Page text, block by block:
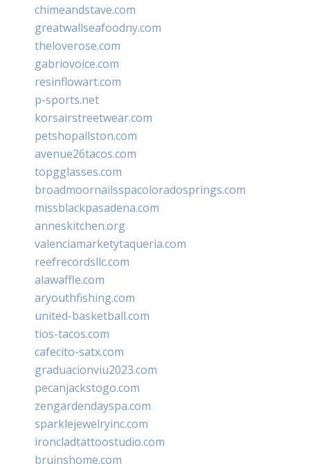
chimeandstave.com
greatwallseafoodny.com
theloverose.com
gabriovoice.com
resinflowart.com
p-sports.net
korsairstreetwear.com
petshopallston.com
avenue26tacos.com
topgglasses.com
broadmoornailsspacoloradosprings.com
missblackpasadena.com
anneskitchen.org
valenciamarketytaqueria.com
reefrecordsllc.com
alawaffle.com
aryouthfishing.com
united-basketball.com
tios-tacos.com
cafecito-satx.com
graduacionviu2023.com
pecanjackstogo.com
zengardendayspa.com
sparklejewelryinc.com
ironcladtattoostudio.com
bruinshome.com